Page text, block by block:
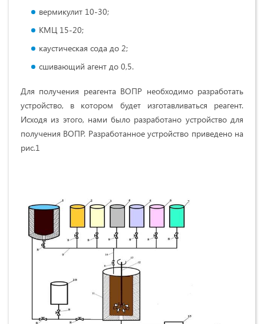
вермикулит 10-30;
КМЦ 15-20;
каустическая сода до 2;
сшивающий агент до 0,5.
Для получения реагента ВОПР необходимо разработать
устройство, в котором будет изготавливаться реагент.
Исходя из этого, нами было разработано устройство для
получения ВОПР. Разработанное устройство приведено на
рис.1